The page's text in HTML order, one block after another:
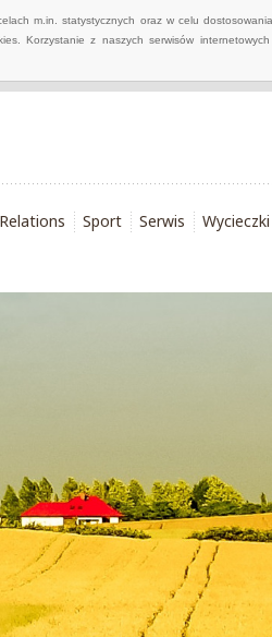
m.in. statystycznych oraz w celu
Korzystanie z naszych serwisów
Sport Serwis Wycieczki